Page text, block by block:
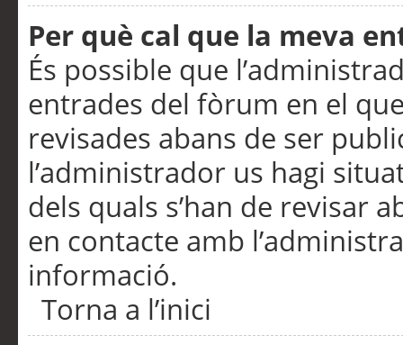
Per què cal que la meva
És possible que
entrades del fòrum en el
revisades abans de ser
l’administrador us hagi
dels quals s’han de revisar
en contacte amb
informació.
Torna a l’inici